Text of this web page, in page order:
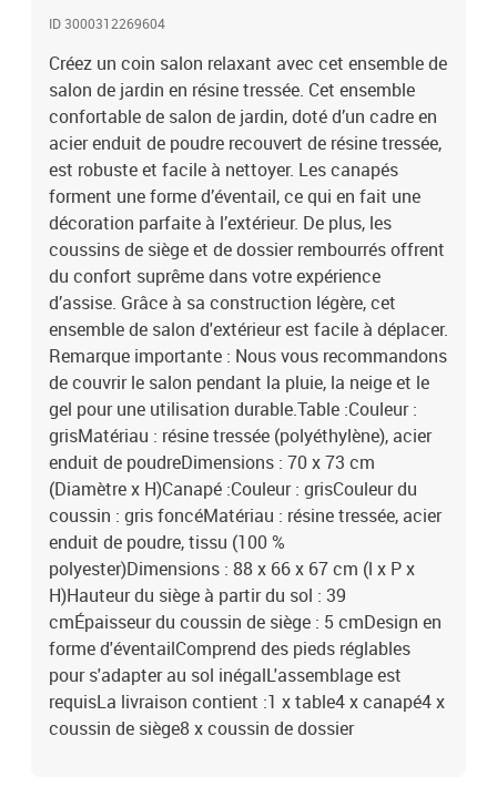
foncéMatériau : résine tressée, acier enduit de poudre, tissu (100 %
à partir du sol : 39 cmÉpaisseur du coussin de siège : 5 cmDesign
en forme d'éventailComprend des pieds réglables pour s'adapter
au sol inégalL'assemblage est requisLa livraison contient :1 x
table4 x canapé4 x coussin de siège8 x coussin de dossier
ID 3000312269604
Créez un coin salon relaxant avec cet ensemble de
salon de jardin en résine tressée. Cet ensemble
confortable de salon de jardin, doté d’un cadre en
acier enduit de poudre recouvert de résine tressée,
est robuste et facile à nettoyer. Les canapés
forment une forme d’éventail, ce qui en fait une
décoration parfaite à l’extérieur. De plus, les
coussins de siège et de dossier rembourrés offrent
du confort suprême dans votre expérience
d’assise. Grâce à sa construction légère, cet
ensemble de salon d'extérieur est facile à déplacer.
Remarque importante : Nous vous recommandons
de couvrir le salon pendant la pluie, la neige et le
gel pour une utilisation durable.Table :Couleur :
grisMatériau : résine tressée (polyéthylène), acier
enduit de poudreDimensions : 70 x 73 cm
(Diamètre x H)Canapé :Couleur : grisCouleur du
coussin : gris foncéMatériau : résine tressée, acier
enduit de poudre, tissu (100 %
polyester)Dimensions : 88 x 66 x 67 cm (l x P x
H)Hauteur du siège à partir du sol : 39
cmÉpaisseur du coussin de siège : 5 cmDesign en
forme d'éventailComprend des pieds réglables
pour s'adapter au sol inégalL'assemblage est
requisLa livraison contient :1 x table4 x canapé4 x
coussin de siège8 x coussin de dossier